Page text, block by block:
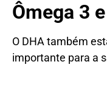
Ômega 3
O DHA também
importante para a